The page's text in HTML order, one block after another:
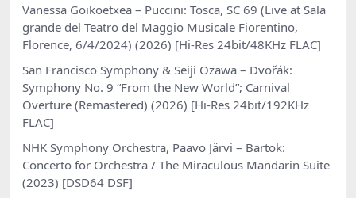
Vanessa Goikoetxea – Puccini: Tosca, SC 69 (Live at Sala
grande del Teatro del Maggio Musicale Fiorentino,
Florence, 6/4/2024) (2026) [Hi-Res 24bit/48KHz FLAC]
San Francisco Symphony & Seiji Ozawa – Dvořák:
Symphony No. 9 “From the New World”; Carnival
Overture (Remastered) (2026) [Hi-Res 24bit/192KHz
FLAC]
NHK Symphony Orchestra, Paavo Järvi – Bartok:
Concerto for Orchestra / The Miraculous Mandarin Suite
(2023) [DSD64 DSF]